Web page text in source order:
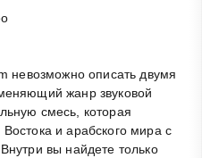
невозможно описать двумя
жанр звуковой
смесь, которая
и арабского мира с
вы найдете только